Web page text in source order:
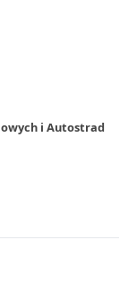
i Autostrad